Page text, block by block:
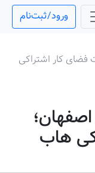
ورود/ثبت‌نام
کار اشتراکی
هاب